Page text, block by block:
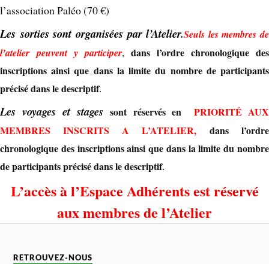
l’association Paléo (70 €)
Lessorties sont organisées par l’Atelier.Seuls les membres de
l’atelier peuvent y participer, dans l’ordre chronologique des
inscriptions ainsi que dans la limite du nombre de participants
précisé dans le descriptif.
Les voyages et stages sont réservés en PRIORITÉ AUX
MEMBRES INSCRITS A L’ATELIER, dans l’ordre
chronologique des inscriptions ainsi que dans la limite du nombre
de participants précisé dans le descriptif.
L’accès à l’Espace Adhérents est réservé
aux membres de l’Atelier
RETROUVEZ-NOUS